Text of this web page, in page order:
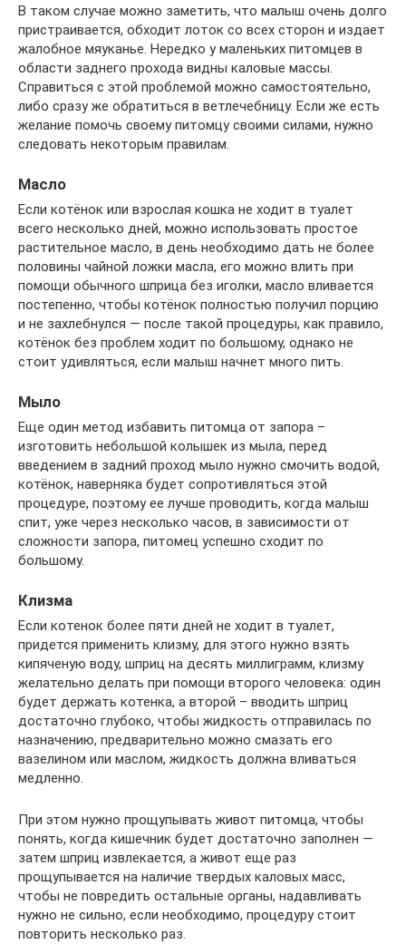
В таком случае можно заметить, что малыш очень долго
пристраивается, обходит лоток со всех сторон и издает
жалобное мяуканье. Нередко у маленьких питомцев в
области заднего прохода видны каловые массы.
Справиться с этой проблемой можно самостоятельно,
либо сразу же обратиться в ветлечебницу. Если же есть
желание помочь своему питомцу своими силами, нужно
следовать некоторым правилам.
Масло
Если котёнок или взрослая кошка не ходит в туалет
всего несколько дней, можно использовать простое
растительное масло, в день необходимо дать не более
половины чайной ложки масла, его можно влить при
помощи обычного шприца без иголки, масло вливается
постепенно, чтобы котёнок полностью получил порцию
и не захлебнулся — после такой процедуры, как правило,
котёнок без проблем ходит по большому, однако не
стоит удивляться, если малыш начнет много пить.
Мыло
Еще один метод избавить питомца от запора –
изготовить небольшой колышек из мыла, перед
введением в задний проход мыло нужно смочить водой,
котёнок, наверняка будет сопротивляться этой
процедуре, поэтому ее лучше проводить, когда малыш
спит, уже через несколько часов, в зависимости от
сложности запора, питомец успешно сходит по
большому.
Клизма
Если котенок более пяти дней не ходит в туалет,
придется применить клизму, для этого нужно взять
кипяченую воду, шприц на десять миллиграмм, клизму
желательно делать при помощи второго человека: один
будет держать котенка, а второй – вводить шприц
достаточно глубоко, чтобы жидкость отправилась по
назначению, предварительно можно смазать его
вазелином или маслом, жидкость должна вливаться
медленно.
При этом нужно прощупывать живот питомца, чтобы
понять, когда кишечник будет достаточно заполнен —
затем шприц извлекается, а живот еще раз
прощупывается на наличие твердых каловых масс,
чтобы не повредить остальные органы, надавливать
нужно не сильно, если необходимо, процедуру стоит
повторить несколько раз.